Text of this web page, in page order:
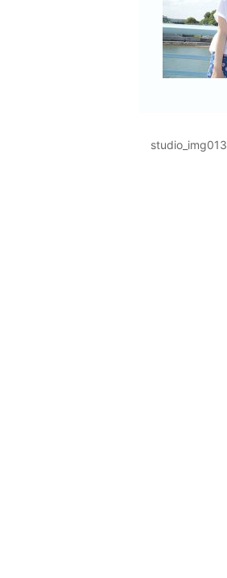
studio_img013